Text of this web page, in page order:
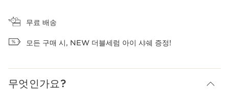
무료 배송
모든 구매 시, NEW 더블세럼 아이 샤쉐 증정!
무엇인가요?